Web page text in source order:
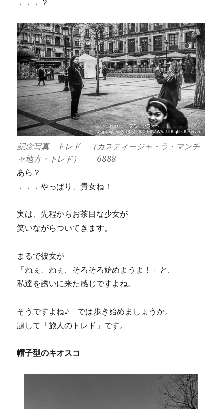
．．．？
記念写真 トレド （カスティージャ・ラ・マンチ
ャ地方・トレド） 6888
あら？
．．．やっぱり、貴女ね！
実は、先程からお茶目な少女が
笑いながらついてきます。
まるで彼女が
「ねぇ、ねぇ、そろそろ始めようよ！」と、
私達を誘いに来た感じですよね。
そうですよね♪ では歩き始めましょうか。
題して「旅人のトレド」です。
帽子型のキオスコ